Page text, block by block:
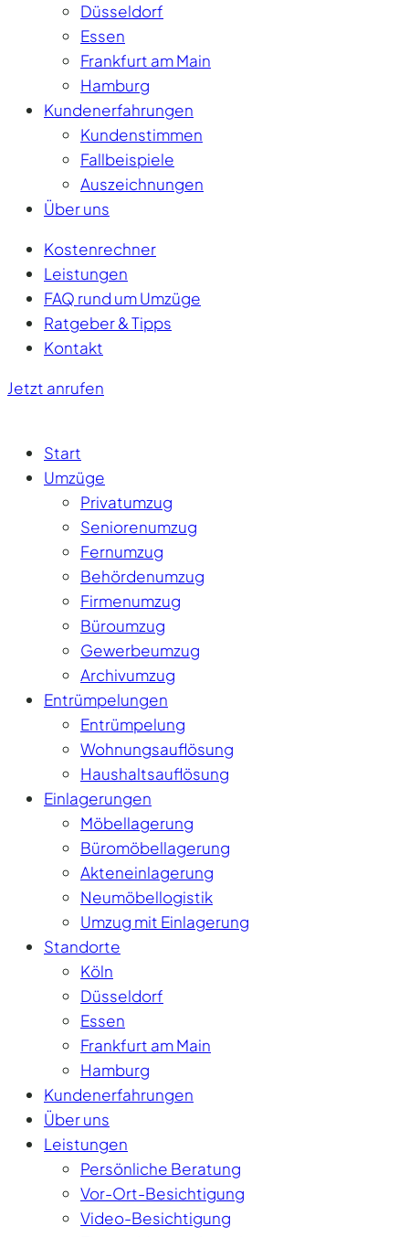
Düsseldorf
Essen
Frankfurt am Main
Hamburg
Kundenerfahrungen
Kundenstimmen
Fallbeispiele
Auszeichnungen
Über uns
Kostenrechner
Leistungen
FAQ rund um Umzüge
Ratgeber & Tipps
Kontakt
Jetzt anrufen
Start
Umzüge
Privatumzug
Seniorenumzug
Fernumzug
Behördenumzug
Firmenumzug
Büroumzug
Gewerbeumzug
Archivumzug
Entrümpelungen
Entrümpelung
Wohnungsauflösung
Haushaltsauflösung
Einlagerungen
Möbellagerung
Büromöbellagerung
Akteneinlagerung
Neumöbellogistik
Umzug mit Einlagerung
Standorte
Köln
Düsseldorf
Essen
Frankfurt am Main
Hamburg
Kundenerfahrungen
Über uns
Leistungen
Persönliche Beratung
Vor-Ort-Besichtigung
Video-Besichtigung